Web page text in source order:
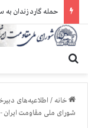
خانه / اطلاعیه‌های
شورای ملی مقاومت ایران -